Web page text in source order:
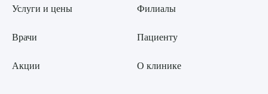
Услуги и цены
Врачи
Акции
Филиалы
Пациенту
О клинике